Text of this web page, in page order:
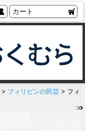
カート
> フィリピンの民芸 > フィ